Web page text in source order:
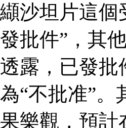
纈沙坦片這個
發批件”，其
透露，已發批
為“不批准”
果樂觀，預計